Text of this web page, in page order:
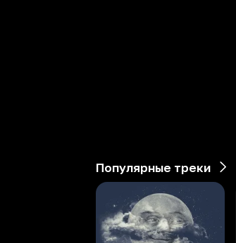
Популярные треки